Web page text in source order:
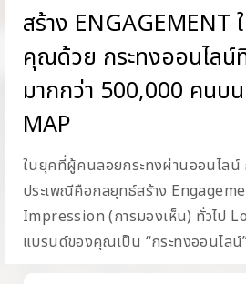
สร้าง ENGAGEMENT
คุณด้วย กระทงออนไลน์
มากกว่า 500,000 คนบ
MAP
ในยุคที่ผู้คนลอยกระทงผ่านออนไลน์
ประเพณีคือกลยุทธ์สร้าง
Impression (การมองเห็น) ทั่วไป
แบรนด์ของคุณเป็น “กระทงออนไลน์